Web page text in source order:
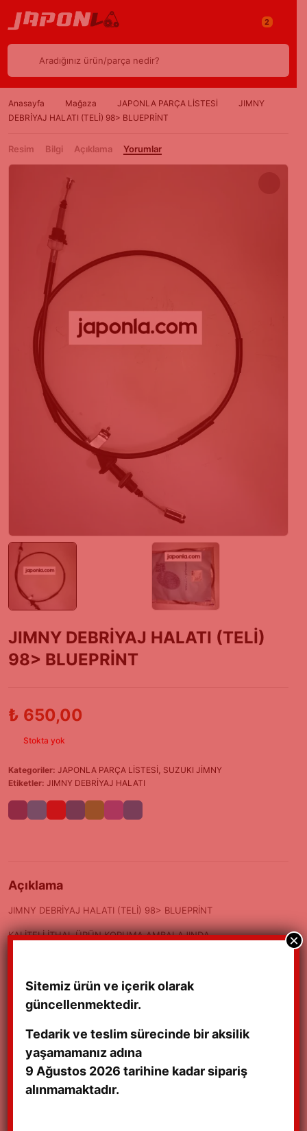
2
Aradığınız ürün/parça nedir?
Anasayfa Mağaza JAPONLA PARÇA LİSTESİ
JIMNY
DEBRİYAJ HALATI (TELİ) 98> BLUEPRİNT
Resim Bilgi Açıklama Yorumlar
JIMNY DEBRİYAJ HALATI (TELİ)
98> BLUEPRİNT
₺ 650,00
Stokta yok
Kategoriler: JAPONLA PARÇA LİSTESİ SUZUKI JİMNY
Etiketler: JIMNY DEBRİYAJ HALATI
Açıklama
JIMNY DEBRİYAJ HALATI (TELİ) 98> BLUEPRİNT
KALİTELİ İTHAL ÜRÜN KORUMA AMBALAJINDA
Sitemiz ürün ve içerik olarak
güncellenmektedir.
Tedarik ve teslim sürecinde bir aksilik
yaşamamanız adına
9 Ağustos 2026 tarihine kadar sipariş
alınmamaktadır.
×